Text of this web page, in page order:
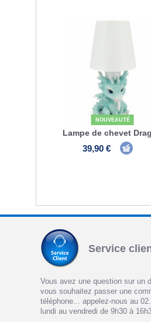
NOUVEAUTÉ
Lampe de chevet
39,90 €
Service
Vous avez une question sur un
vous souhaitez passer une
téléphone... appelez-nous au
lundi au vendredi de 9h30 à